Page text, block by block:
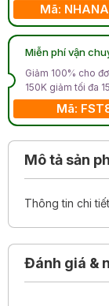
Mã:
Miễn phí vận
Giảm 100% cho
150K giảm tối đa
Mã:
Mô tả sản
Thông tin chi
Đánh giá &